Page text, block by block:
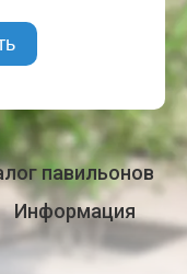
павильонов
Информация